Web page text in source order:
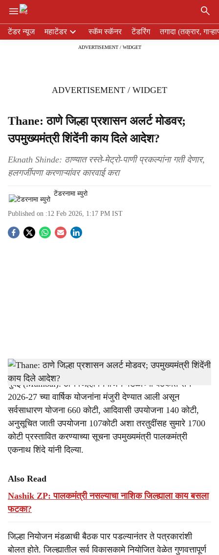
e
टेंडर न्यूज महाटेंडर स्कॅम स्कॅनर टेंडरिंग तगादा (तक्रार,
ADVERTISEMENT / WIDGET
ADVERTISEMENT / WIDGET
Thane: ठाणे जिल्हा प्रशासन अलर्ट मोडवर;
उपमुख्यमंत्री शिंदेंनी काय दिले आदेश?
Eknath Shinde: ठाण्यात रस्ते-मेट्रो-पाणी प्रकल्पांना गती देणार,
हलगर्जीपणा करणाऱ्यांवर कारवाई करा
टेंडरनामा ब्युरो
Published on :12 Feb 2026, 1:17 PM IST
S
h
a
r
e
Eknath Shinde -Tendernama
मुंबई (Mumbai): ठाणे जिल्हा नियोजन मंडळाच्या बैठकीत सन
2026-27 च्या वार्षिक योजनांना मंजुरी देण्यात आली असून
सर्वसाधारण योजना 660 कोटी, आदिवासी उपयोजना 140 कोटी,
अनुसूचित जाती उपयोजना 107कोटी अशा तरतुदींसह सुमारे 1700
कोटी प्रस्तावित करण्याच्या सूचना उपमुख्यमंत्री पालकमंत्री
एकनाथ शिंदे यांनी दिल्या.
Also Read
Nashik ZP: पालकमंत्री नसल्याचा नाशिक जिल्ह्याला काय बसला
फटका?
जिल्हा नियोजन मंडळाची बैठक पार पडल्यानंतर ते पत्रकारांशी
बोलत होते. जिल्ह्यातील सर्व विकासकामे नियोजित वेळेत गुणवत्तापूर्ण